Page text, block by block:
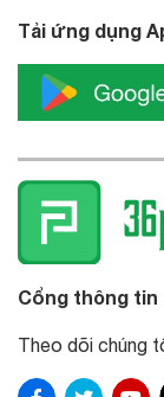
Tải ứng dụng
Cổng thông tin
Theo dõi chúng